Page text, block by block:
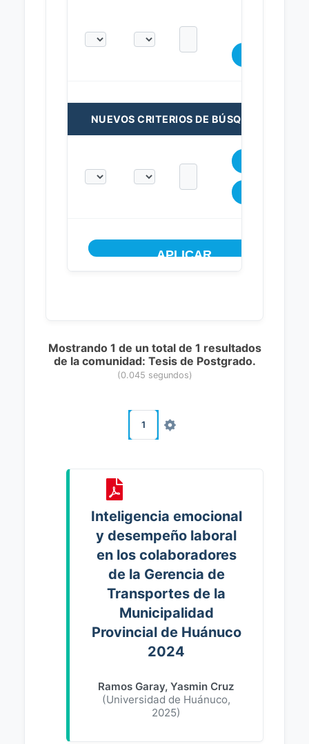
NUEVOS CRITERIOS DE BÚSQUEDA:
Mostrando 1 de un total de 1 resultados
de la comunidad: Tesis de Postgrado.
(0.045 segundos)
1
Inteligencia emocional
y desempeño laboral
en los colaboradores
de la Gerencia de
Transportes de la
Municipalidad
Provincial de Huánuco
2024
Ramos Garay, Yasmin Cruz
(Universidad de Huánuco,
2025)